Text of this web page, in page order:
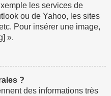
les services de
ou de Yahoo, les sites
Pour insérer une image,
».
?
des informations très